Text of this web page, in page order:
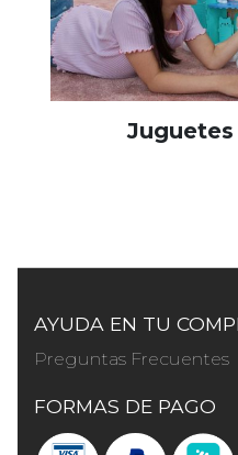
AYUDA EN TU
Preguntas Frecuentes
FORMAS DE PAGO